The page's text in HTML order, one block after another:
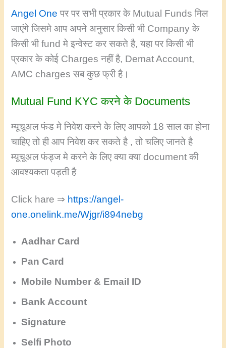
Angel One पर पर सभी प्रकार के Mutual Funds मिल
जाएंगे जिसमे आप अपने अनुसार किसी भी Company के
किसी भी fund मे इन्वेस्ट कर सकते है, यहा पर किसी भी
प्रकार के कोई Charges नहीं है, Demat Account,
AMC charges सब कुछ फ्री है।
Mutual Fund KYC करने के Documents
म्यूचूअल फंड मे निवेश करने के लिए आपको 18 साल का होना
चाहिए तो ही आप निवेश कर सकते है , तो चलिए जानते है
म्यूचूअल फंड्ज मे करने के लिए क्या क्या document की
आवश्यकता पड़ती है
Click hare ⇒ https://angel-
one.onelink.me/Wjgr/i894nebg
Aadhar Card
Pan Card
Mobile Number & Email ID
Bank Account
Signature
Selfi Photo